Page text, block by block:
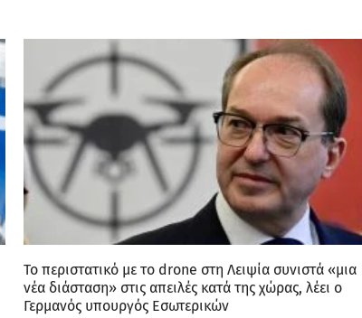
Το περιστατικό με το drone στη Λειψία συνιστά «μια
νέα διάσταση» στις απειλές κατά της χώρας, λέει ο
Γερμανός υπουργός Εσωτερικών